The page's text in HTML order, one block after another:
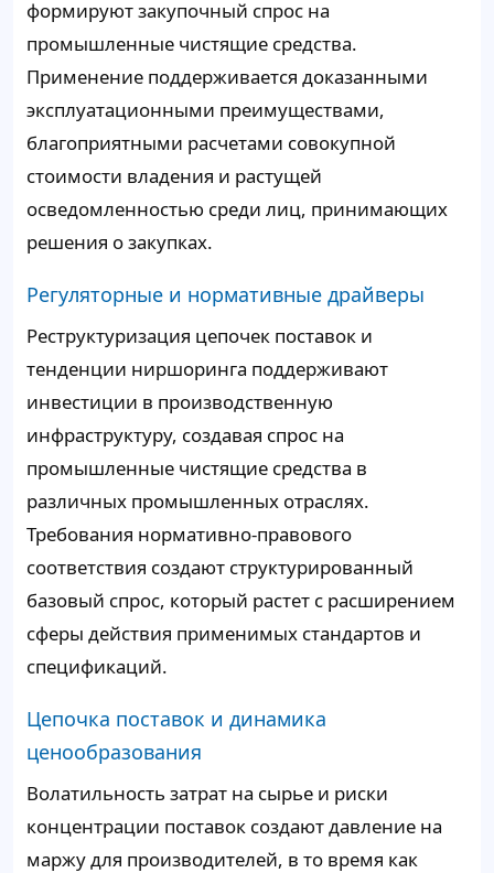
формируют закупочный спрос на
промышленные чистящие средства.
Применение поддерживается доказанными
эксплуатационными преимуществами,
благоприятными расчетами совокупной
стоимости владения и растущей
осведомленностью среди лиц, принимающих
решения о закупках.
Регуляторные и нормативные драйверы
Реструктуризация цепочек поставок и
тенденции ниршоринга поддерживают
инвестиции в производственную
инфраструктуру, создавая спрос на
промышленные чистящие средства в
различных промышленных отраслях.
Требования нормативно-правового
соответствия создают структурированный
базовый спрос, который растет с расширением
сферы действия применимых стандартов и
спецификаций.
Цепочка поставок и динамика
ценообразования
Волатильность затрат на сырье и риски
концентрации поставок создают давление на
маржу для производителей, в то время как